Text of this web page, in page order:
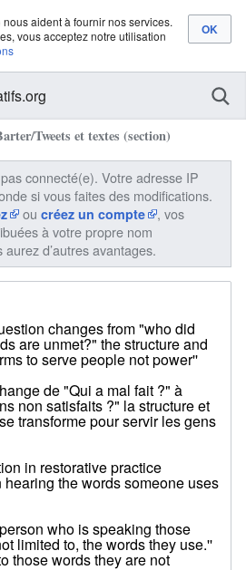
aident à fournir nos services.
vous acceptez notre utilisation
Tweets et textes (section)
connecté(e). Votre adresse IP
si vous faites des modifications.
ou créez un compte
, vos
à votre propre nom
d’autres avantages.